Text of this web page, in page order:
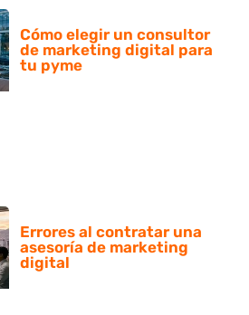
Cómo elegir un consultor
de marketing digital para
tu pyme
Errores al contratar una
asesoría de marketing
digital